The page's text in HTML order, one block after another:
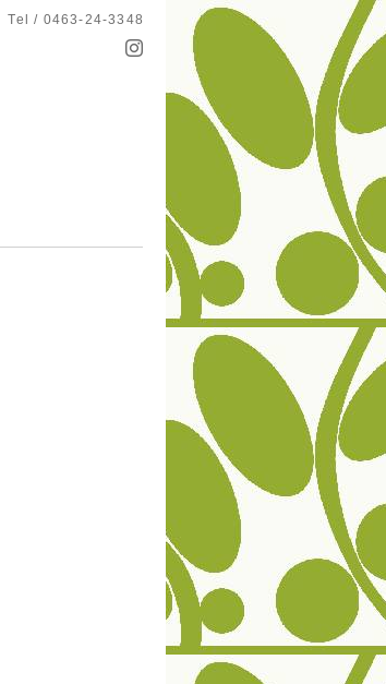
Tel / 0463-24-3348